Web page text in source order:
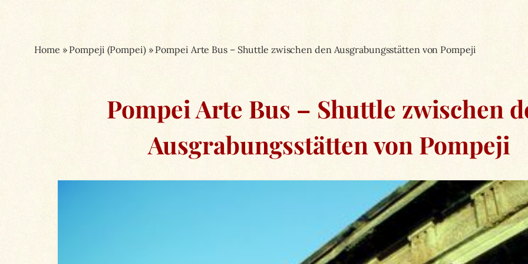
Home » Pompeji (Pompei)» Pompei Arte Bus – Shuttle zwischen den Ausgrabungsstätten von Pompeji
Pompei Arte Bus – Shuttle zwischen
Ausgrabungsstätten von Pompeji